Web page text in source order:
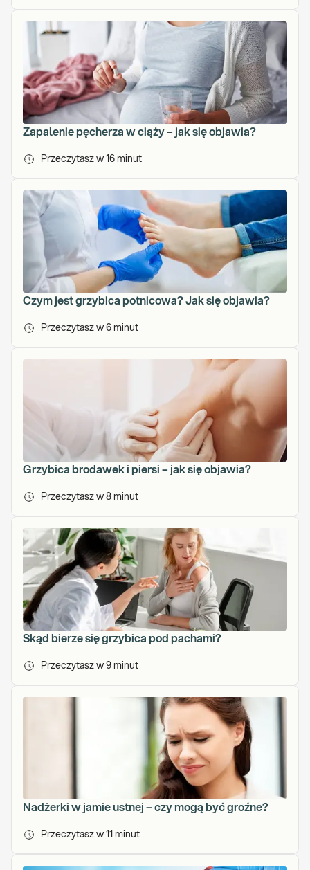
Zapalenie pęcherza w ciąży – jak się objawia?
Przeczytasz w 16 minut
Czym jest grzybica potnicowa? Jak się objawia?
Przeczytasz w 6 minut
Grzybica brodawek i piersi – jak się objawia?
Przeczytasz w 8 minut
Skąd bierze się grzybica pod pachami?
Przeczytasz w 9 minut
Nadżerki w jamie ustnej – czy mogą być groźne?
Przeczytasz w 11 minut